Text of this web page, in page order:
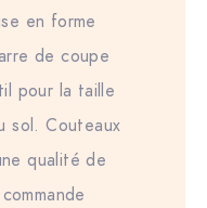
en forme
de coupe
pour la taille
sol. Couteaux
qualité de